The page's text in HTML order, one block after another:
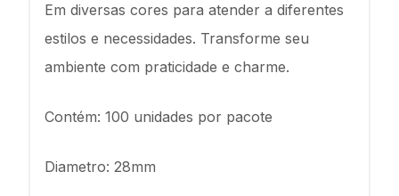
Em diversas cores para atender a diferentes
estilos e necessidades. Transforme seu
ambiente com praticidade e charme.
Contém: 100 unidades por pacote
Diametro: 28mm